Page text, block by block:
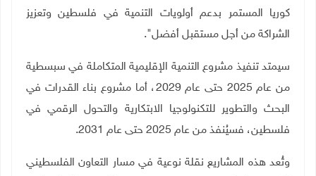
كوريا المستمر بدعم أولويات التنمية في فلسطين وتعزيز
الشراكة من أجل مستقبل أفضل"
.
سيمتد تنفيذ مشروع التنمية الإقليمية المتكاملة في سبسطية
من عام 2025 حتى عام 2029، أما مشروع بناء القدرات في
البحث والتطوير للتكنولوجيا الابتكارية والتحول الرقمي في
فلسطين، فسيُنفذ من عام 2025 حتى عام 2031.
وتُعد هذه المشاريع نقلة نوعية في مسار التعاون الفلسطيني